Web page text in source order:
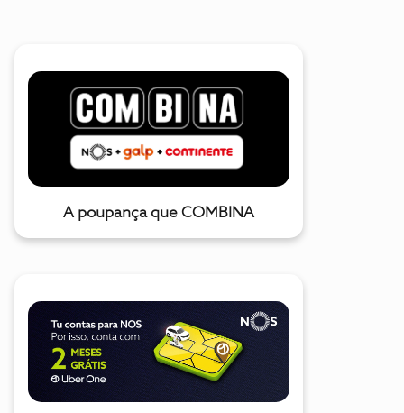
A poupança que COMBINA